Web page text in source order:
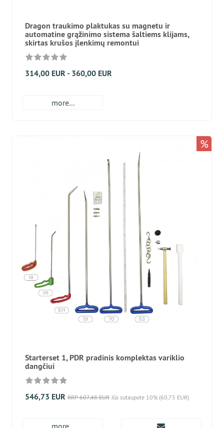
Dragon traukimo plaktukas su magnetu ir
automatine grąžinimo sistema šaltiems klijams,
skirtas krušos įlenkimų remontui
314,00 EUR - 360,00 EUR
more...
Starterset 1, PDR pradinis komplektas variklio
dangčiui
546,73 EUR RRP 607,48 EUR Jūs sutaupote 10% (60,75 EUR)
more...
%